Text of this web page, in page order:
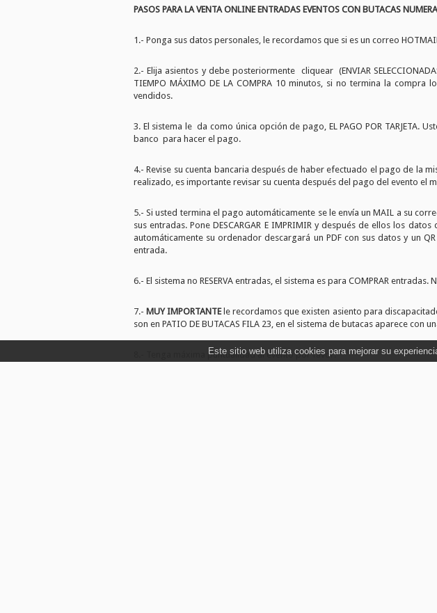
PASOS PARA LA VENTA ONLINE ENTRADAS EVENTOS CON BUTACAS
1.- Ponga sus datos personales, le recordamos que si es un correo
2.- Elija asientos y debe posteriormente cliquear (ENVIAR
TIEMPO MÁXIMO DE LA COMPRA 10 minutos, si no termina la compra
vendidos.
3. El sistema le da como única opción de pago, EL PAGO POR TARJETA.
banco para hacer el pago.
4.- Revise su cuenta bancaria después de haber efectuado el pago de la
realizado, es importante revisar su cuenta después del pago del evento el
5.- Si usted termina el pago automáticamente se le envía un MAIL a su
sus entradas. Pone DESCARGAR E IMPRIMIR y después de ellos los
automáticamente su ordenador descargará un PDF con sus datos y un
entrada.
6.- El sistema no RESERVA entradas, el sistema es para COMPRAR
7.- MUY IMPORTANTEle recordamos que existen asiento para
son en PATIO DE BUTACAS FILA 23, en el sistema de butacas aparece
8.- Tenga máxima puntualidad al evento por favor.
Este sitio web utiliza cookies para mejorar su